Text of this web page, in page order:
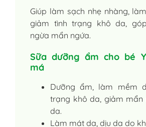
Giúp làm sạch nhẹ nhàng,
giảm tình trạng khô da,
ngừa mẩn ngứa.
Sữa dưỡng ẩm cho bé
má
Dưỡng ẩm, làm mềm
trạng khô da, giảm mẩn
da.
Làm mát da, dịu da do